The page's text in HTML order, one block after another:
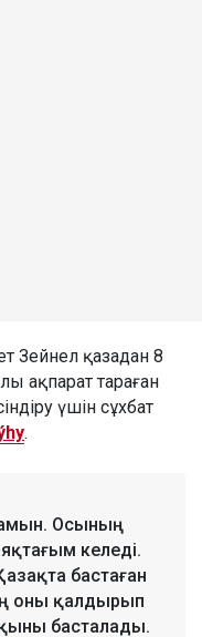
Зейнел қазадан 8
ақпарат тараған
үшін сұхбат
.
Осының
келеді.
бастаған
оны қалдырып
басталады.